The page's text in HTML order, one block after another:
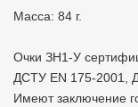
Масса: 84 г.
Очки ЗН1-У
ДСТУ EN 175-2001,
Имеют заключение